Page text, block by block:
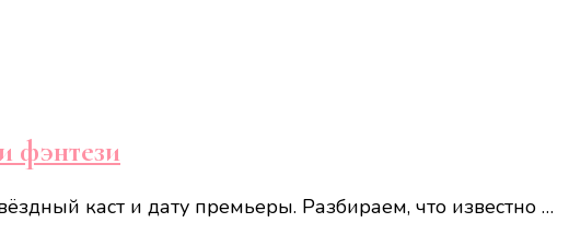
фэнтези
каст и дату премьеры. Разбираем, что известно …